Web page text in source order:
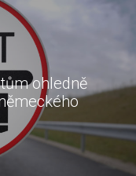
ohledně